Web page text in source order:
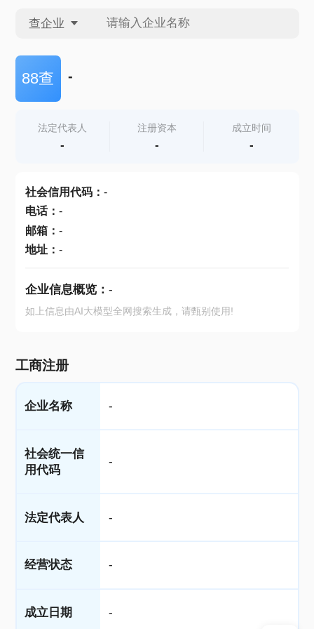
查企业
查企业
查产地
88查 -
法定代表人
-
注册资本
-
成立时间
-
社会信用代码： -
电话： -
邮箱： -
地址： -
企业信息概览： -
如上信息由AI大模型全网搜索生成，请甄别使用!
工商注册
企业名称 -
社会统一信
用代码
-
法定代表人 -
经营状态 -
成立日期 -